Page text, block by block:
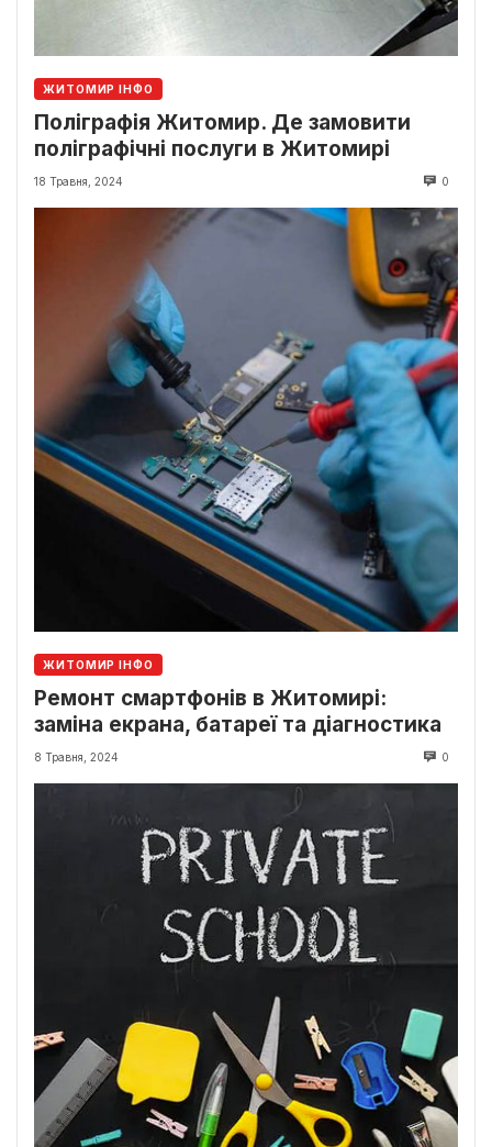
ЖИТОМИР ІНФО
Поліграфія Житомир. Де замовити
поліграфічні послуги в Житомирі
18 Травня, 2024 0
ЖИТОМИР ІНФО
Ремонт смартфонів в Житомирі:
заміна екрана, батареї та діагностика
8 Травня, 2024 0